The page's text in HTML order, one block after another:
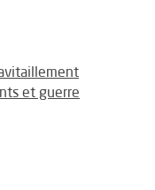
et guerre